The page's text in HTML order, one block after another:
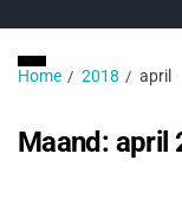
Home 2018 april
Maand: april